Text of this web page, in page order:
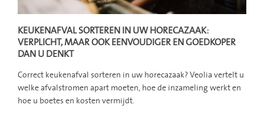
KEUKENAFVAL SORTEREN IN UW HORECAZAAK:
VERPLICHT, MAAR OOK EENVOUDIGER EN GOEDKOPER
DAN U DENKT
Correct keukenafval sorteren in uw horecazaak? Veolia vertelt u
welke afvalstromen apart moeten, hoe de inzameling werkt en
hoe u boetes en kosten vermijdt.